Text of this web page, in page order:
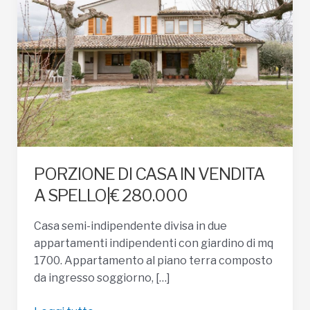
PORZIONE DI CASA IN VENDITA
A SPELLO|€ 280.000
Casa semi-indipendente divisa in due
appartamenti indipendenti con giardino di mq
1700. Appartamento al piano terra composto
da ingresso soggiorno, […]